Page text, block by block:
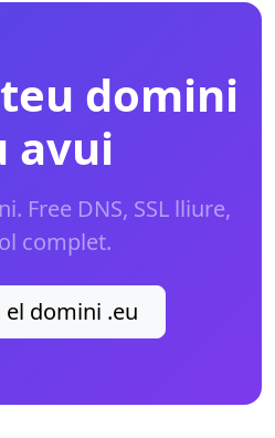
domini
avui
Free DNS, SSL lliure,
complet.
el domini .eu